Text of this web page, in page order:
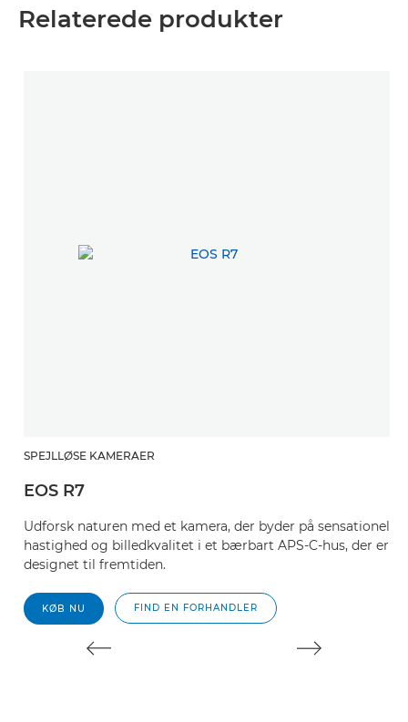
Relaterede produkter
SPEJLLØSE KAMERAER
EOS R7
Udforsk naturen med et kamera, der byder på sensationel
hastighed og billedkvalitet i et bærbart APS-C-hus, der er
designet til fremtiden.
KØB NU FIND EN FORHANDLER